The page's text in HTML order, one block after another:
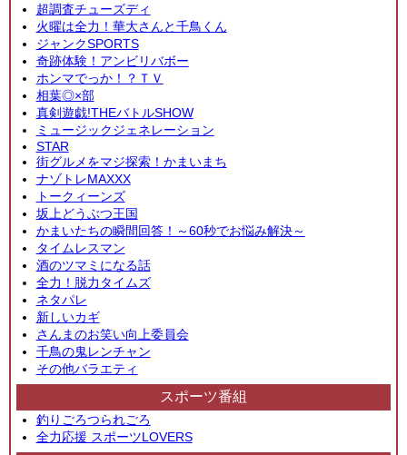
超調査チューズディ
火曜は全力！華大さんと千鳥くん
ジャンクSPORTS
奇跡体験！アンビリバボー
ホンマでっか！？ＴＶ
相葉◎×部
真剣遊戯!THEバトルSHOW
ミュージックジェネレーション
STAR
街グルメをマジ探索！かまいまち
ナゾトレMAXXX
トークィーンズ
坂上どうぶつ王国
かまいたちの瞬間回答！～60秒でお悩み解決～
タイムレスマン
酒のツマミになる話
全力！脱力タイムズ
ネタパレ
新しいカギ
さんまのお笑い向上委員会
千鳥の鬼レンチャン
その他バラエティ
スポーツ番組
釣りごろつられごろ
全力応援 スポーツLOVERS